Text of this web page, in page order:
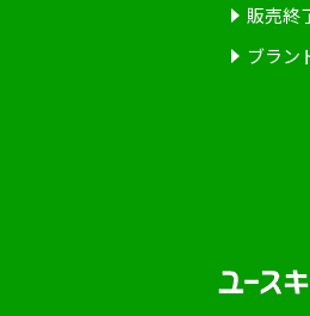
販売終
ブラン